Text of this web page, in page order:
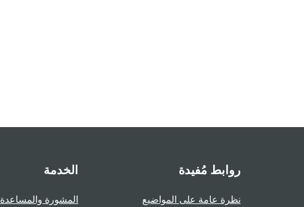
روابط مُفيدة
نظرة عامة على المواضيع
الخدمة
المشورة والمساعدة